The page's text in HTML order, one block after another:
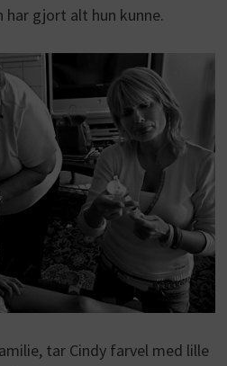
har gjort alt hun kunne.
tar Cindy farvel med lille